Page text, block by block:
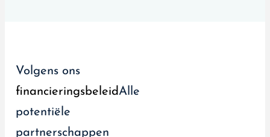
Volgens ons
financieringsbeleidAlle
potentiële
partnerschappen